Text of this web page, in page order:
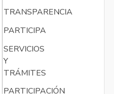
TRANSPARENCIA
PARTICIPA
SERVICIOS
Y
TRÁMITES
PARTICIPACIÓN